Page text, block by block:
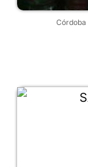
Córdoba